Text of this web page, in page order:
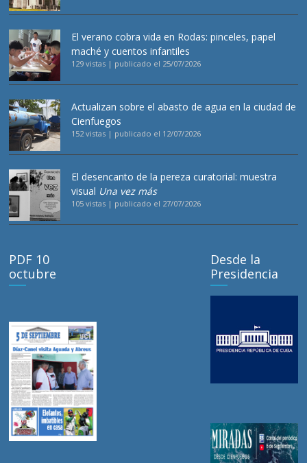
El verano cobra vida en Rodas: pinceles, papel
maché y cuentos infantiles
129 vistas | publicado el 25/07/2026
Actualizan sobre el abasto de agua en la ciudad de
Cienfuegos
152 vistas | publicado el 12/07/2026
El desencanto de la pereza curatorial: muestra
visual Una vez más
105 vistas | publicado el 27/07/2026
PDF 10
octubre
Desde la
Presidencia